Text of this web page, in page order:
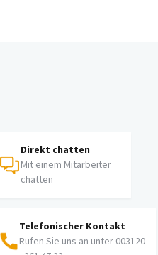
Direkt chatten
Mit einem Mitarbeiter
chatten
Telefonischer Kontakt
Rufen Sie uns an unter 003120